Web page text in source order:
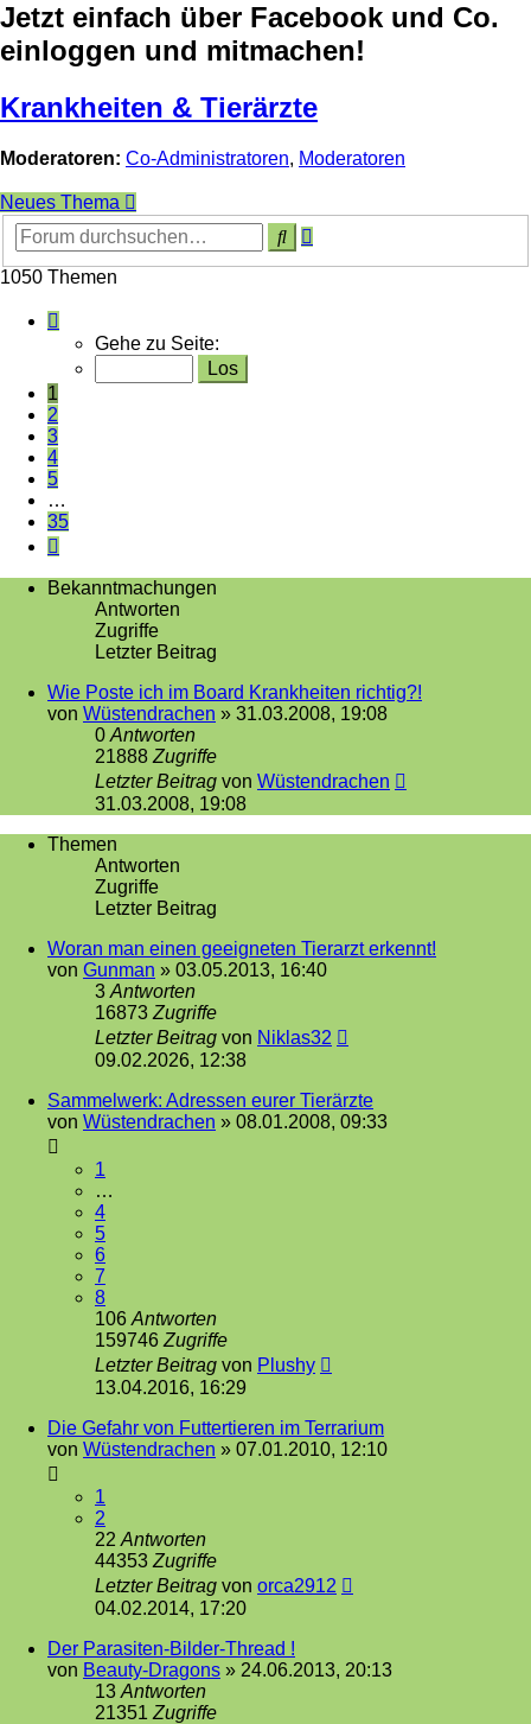
Jetzt einfach über Facebook und Co.
einloggen und mitmachen!
Krankheiten & Tierärzte
Moderatoren: Co-Administratoren, Moderatoren
Neues Thema
SucheErweiterte
Suche
1050 Themen
Seite
1
35
Gehe zu Seite:
1
2
3
4
5
…
35
Nächste
Bekanntmachungen
Antworten
Zugriffe
Letzter Beitrag
Wie Poste ich im Board Krankheiten richtig?!
von Wüstendrachen » 31.03.2008, 19:08
0 Antworten
21888 Zugriffe
Letzter Beitrag von Wüstendrachen
31.03.2008, 19:08
Themen
Antworten
Zugriffe
Letzter Beitrag
Woran man einen geeigneten Tierarzt erkennt!
von Gunman » 03.05.2013, 16:40
3 Antworten
16873 Zugriffe
Letzter Beitrag von Niklas32
09.02.2026, 12:38
Sammelwerk: Adressen eurer Tierärzte
von Wüstendrachen » 08.01.2008, 09:33
1
…
4
5
6
7
8
106 Antworten
159746 Zugriffe
Letzter Beitrag von Plushy
13.04.2016, 16:29
Die Gefahr von Futtertieren im Terrarium
von Wüstendrachen » 07.01.2010, 12:10
1
2
22 Antworten
44353 Zugriffe
Letzter Beitrag von orca2912
04.02.2014, 17:20
Der Parasiten-Bilder-Thread !
von Beauty-Dragons » 24.06.2013, 20:13
13 Antworten
21351 Zugriffe